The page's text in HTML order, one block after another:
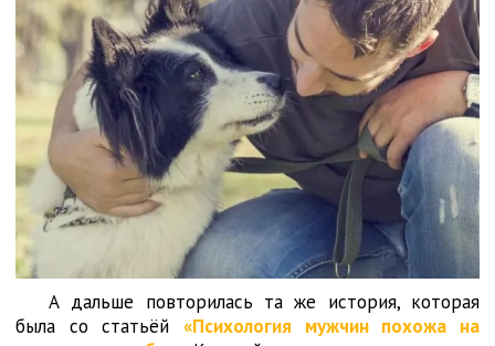
А дальше повторилась та же история, которая
была со статьёй «Психология мужчин похожа на